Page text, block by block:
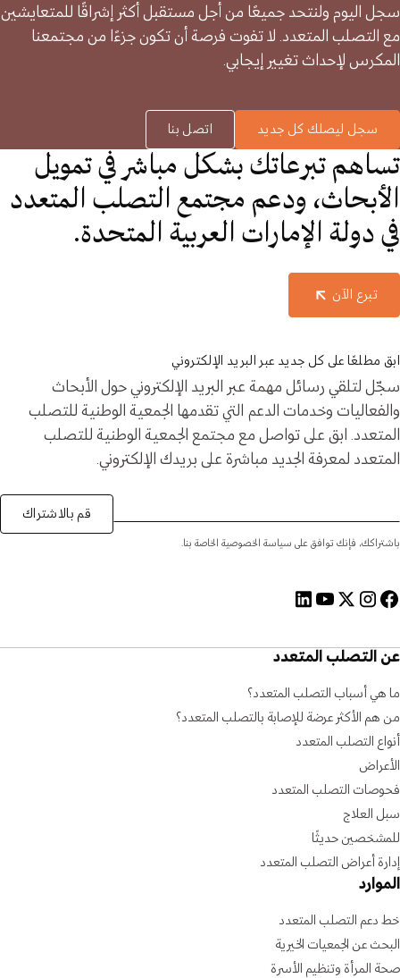
سجل اليوم ولنتحد جميعًا من أجل مستقبل أكثر إشراقًا للمتعايشين
مع التصلب المتعدد. لا تفوت فرصة أن تكون جزءًا من مجتمعنا
المكرس لإحداث تغيير إيجابي.
سجل ليصلك كل جديد اتصل بنا
تساهم تبرعاتك بشكل مباشر في تمويل
الأبحاث، ودعم مجتمع التصلب المتعدد
في دولة الإمارات العربية المتحدة.
تبرع الآن
ابق مطلعًا على كل جديد عبر البريد الإلكتروني
سجّل لتلقي رسائل مهمة عبر البريد الإلكتروني حول الأبحاث
والفعاليات وخدمات الدعم التي تقدمها الجمعية الوطنية للتصلب
المتعدد. ابق على تواصل مع مجتمع الجمعية الوطنية للتصلب
المتعدد لمعرفة الجديد مباشرة على بريدك الإلكتروني.
باشتراكك، فإنك توافق على سياسة الخصوصية الخاصة بنا.
قم بالاشتراك
عن التصلب المتعدد
ما هي أسباب التصلب المتعدد؟
من هم الأكثر عرضة للإصابة بالتصلب المتعدد؟
أنواع التصلب المتعدد
الأعراض
فحوصات التصلب المتعدد
سبل العلاج
للمشخصين حديثًا
إدارة أعراض التصلب المتعدد
الموارد
خط دعم التصلب المتعدد
البحث عن الجمعيات الخيرية
صحة المرأة وتنظيم الأسرة